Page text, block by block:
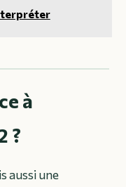
à
?
aussi une